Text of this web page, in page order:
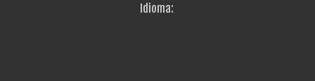
Idioma: